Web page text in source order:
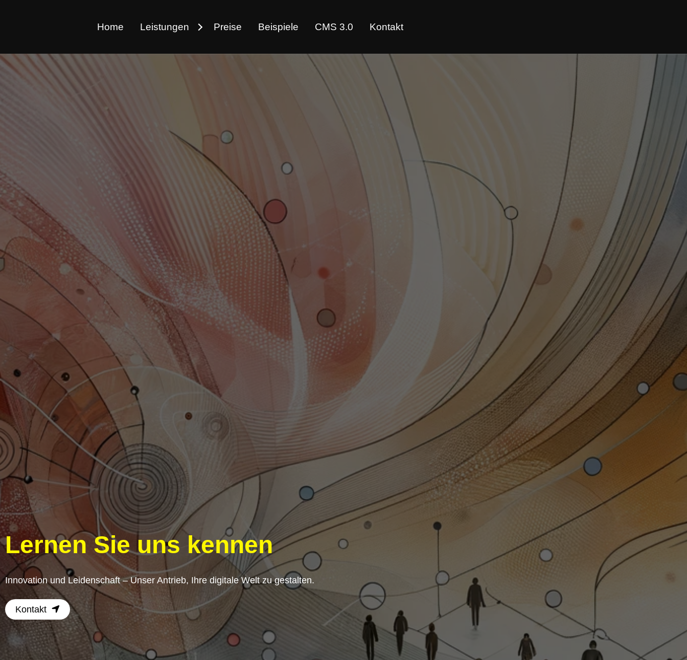
Home Leistungen Preise Beispiele CMS 3.0 Kontakt
Lernen Sie uns kennen
Innovation und Leidenschaft – Unser Antrieb, Ihre digitale Welt zu gestalten.
Kontakt